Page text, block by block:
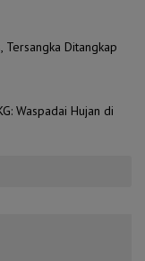
Tersangka Ditangkap
Waspadai Hujan di